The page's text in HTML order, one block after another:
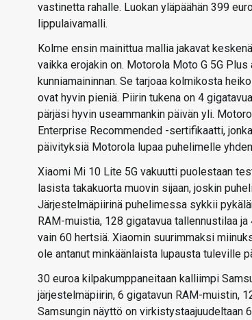
vastinetta rahalle. Luokan yläpäähän 399
lippulaivamalli.
Kolme ensin mainittua mallia jakavat
vaikka erojakin on. Motorola Moto G 5G
kunniamaininnan. Se tarjoaa kolmikosta
ovat hyvin pieniä. Piirin tukena on 4
pärjäsi hyvin useammankin päivän yli.
Enterprise Recommended -sertifikaatti,
päivityksiä Motorola lupaa puhelimelle
Xiaomi Mi 10 Lite 5G vakuutti puolestaan
lasista takakuorta muovin sijaan, joskin
Järjestelmäpiirinä puhelimessa sykkii
RAM-muistia, 128 gigatavua tallennustilaa
vain 60 hertsiä. Xiaomin suurimmaksi
ole antanut minkäänlaista lupausta tuleville
30 euroa kilpakumppaneitaan kalliimpi
järjestelmäpiirin, 6 gigatavun RAM-muistin,
Samsungin näyttö on virkistystaajuudeltaan